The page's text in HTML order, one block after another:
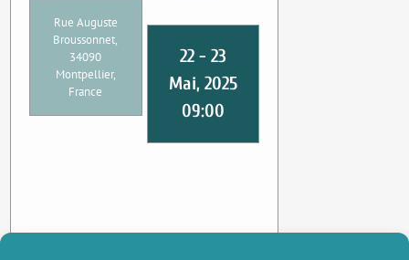
Rue Auguste
Broussonnet,
34090
Montpellier,
France
22 - 23
Mai, 2025
09:00